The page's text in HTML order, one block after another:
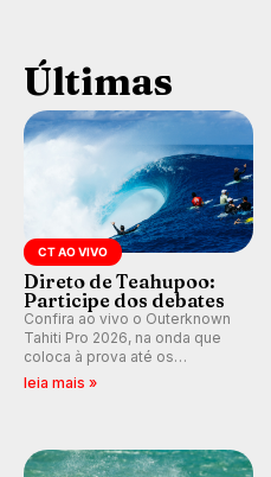
Últimas
CT AO VIVO
Direto de Teahupoo:
Participe dos debates
Confira ao vivo o Outerknown
Tahiti Pro 2026, na onda que
coloca à prova até os
melhores surfistas do mundo.
leia mais »